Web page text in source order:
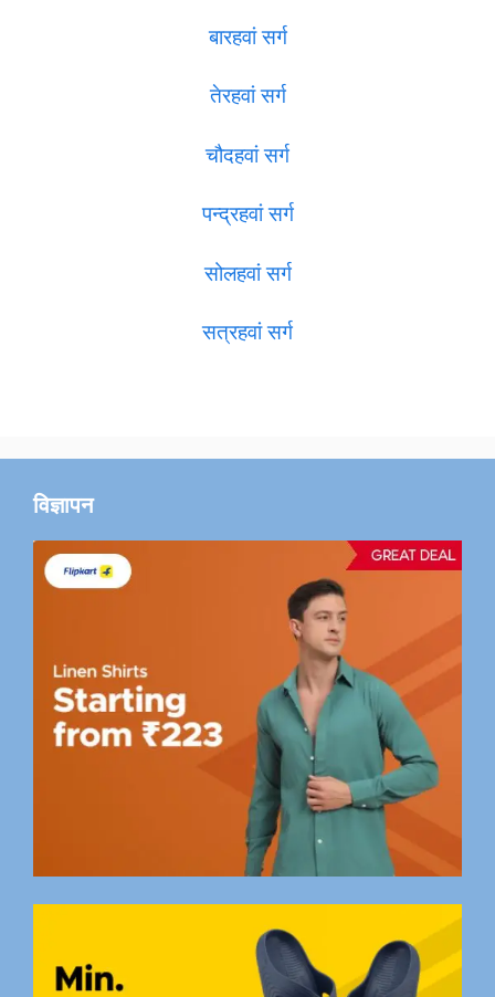
बारहवां सर्ग
तेरहवां सर्ग
चौदहवां सर्ग
पन्द्रहवां सर्ग
सोलहवां सर्ग
सत्रहवां सर्ग
विज्ञापन